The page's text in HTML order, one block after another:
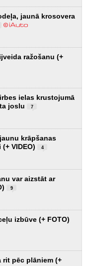
jaunā krosovera
ražošanu (+
ielas krustojumā
joslu
7
krāpšanas
VIDEO)
4
var aizstāt ar
9
izbūve (+ FOTO)
rit pēc plāniem (+